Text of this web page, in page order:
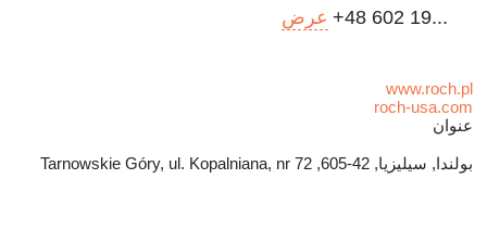
+48 602 19... عرض
www.roch.pl
roch-usa.com
عنوان
بولندا, سيليزيا, 42-605, Tarnowskie Góry, ul. Kopalniana, nr 72